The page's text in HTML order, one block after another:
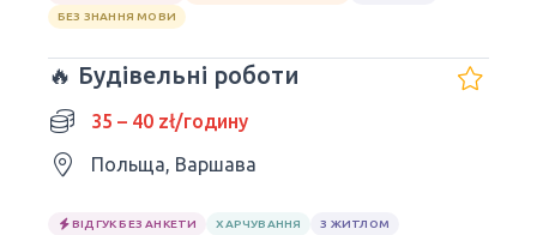
БЕЗ ЗНАННЯ МОВИ
🔥 Будівельні роботи
35 – 40 zł/годину
Польща, Варшава
ВІДГУК БЕЗ АНКЕТИ ХАРЧУВАННЯ
З ЖИТЛОМ